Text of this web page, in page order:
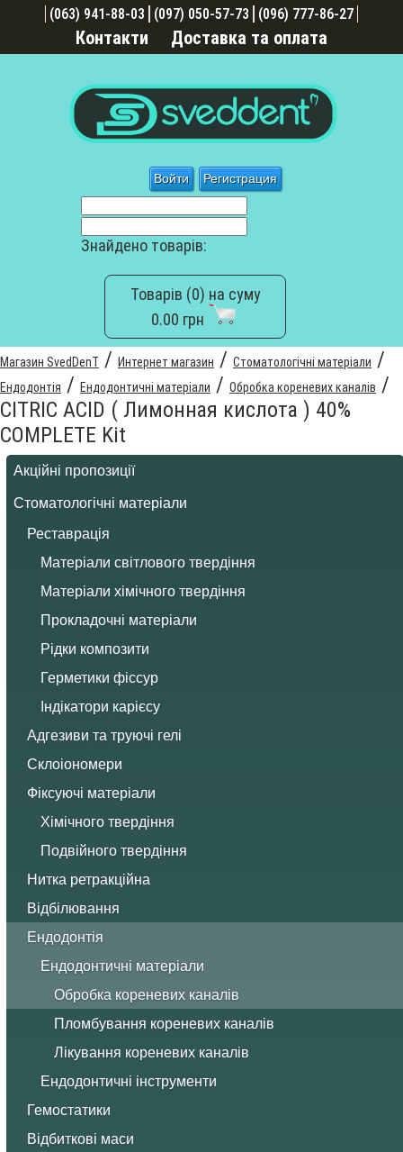
Войти Регистрация
(063) 941-88-03 (097) 050-57-73 (096) 777-86-27
Контакти Доставка та оплата
Знайдено товарів:
Товарів (0) на суму
0.00 грн
Магазин SvedDenT / Интернет магазин / Стоматологічні матеріали /
Ендодонтія / Ендодонтичні матеріали / Обробка кореневих каналів /
CITRIC ACID ( Лимонная кислота ) 40%
COMPLETE Kit
Акційні пропозиції
Стоматологічні матеріали
Реставрація
Матеріали світлового твердіння
Матеріали хімічного твердіння
Прокладочні матеріали
Рідки композити
Герметики фіссур
Індікатори карієсу
Адгезиви та труючі гелі
Склоіономери
Фіксуючі матеріали
Хімічного твердіння
Подвійного твердіння
Нитка ретракційна
Відбілювання
Ендодонтія
Ендодонтичні матеріали
Обробка кореневих каналів
Пломбування кореневих каналів
Лікування кореневих каналів
Ендодонтичні інструменти
Гемостатики
Відбиткові маси